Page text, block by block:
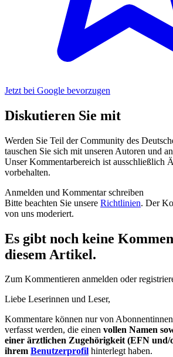
Jetzt bei Google bevorzugen
Diskutieren Sie mit
Werden Sie Teil der Community des
tauschen Sie sich mit unseren Autoren und
Unser Kommentarbereich ist ausschließlich
vorbehalten.
Anmelden und Kommentar schreiben
Bitte beachten Sie unsere Richtlinien. Der
von uns moderiert.
Es gibt noch keine
diesem Artikel.
Zum Kommentieren anmelden oder
Liebe Leserinnen und Leser,
Kommentare können nur von
verfasst werden, die einen vollen Namen
einer ärztlichen Zugehörigkeit (EFN
ihrem Benutzerprofil hinterlegt haben.